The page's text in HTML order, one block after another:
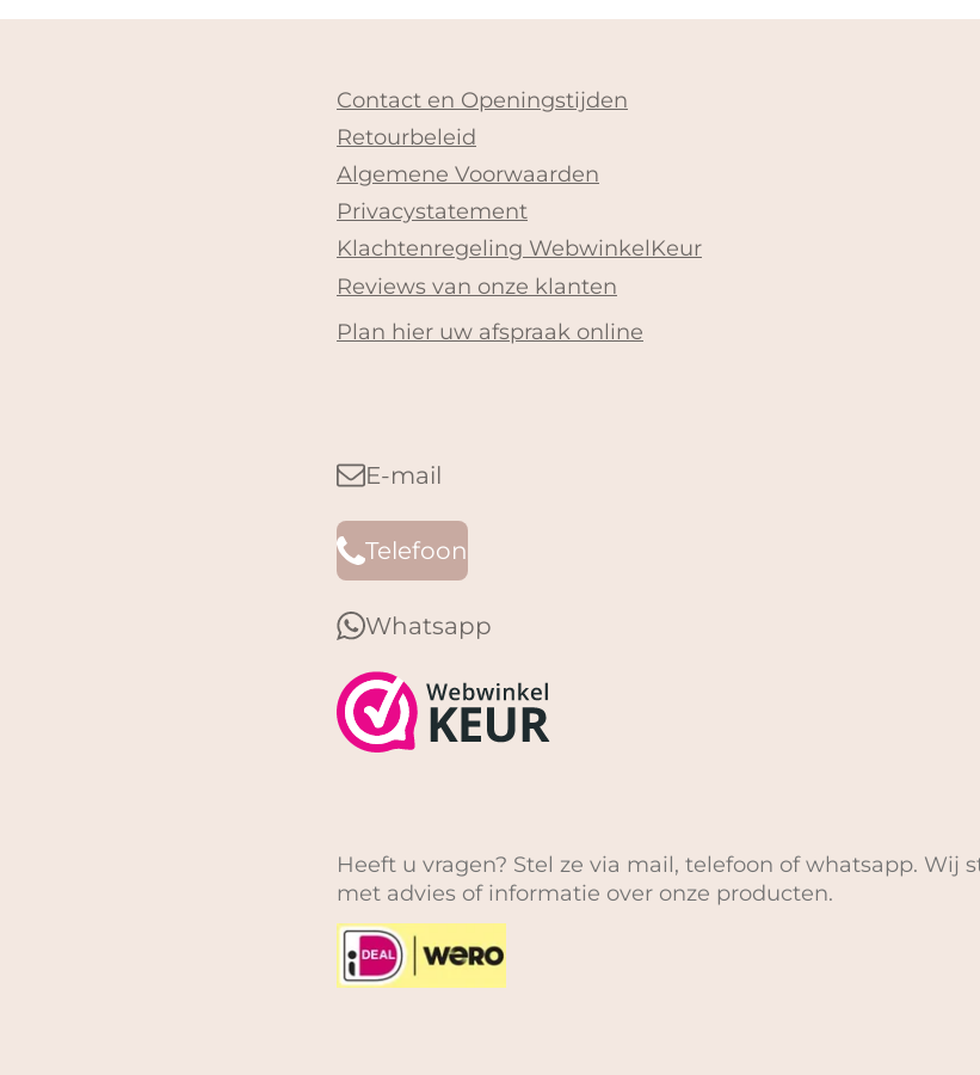
Contact en Openingstijden
Retourbeleid
Algemene Voorwaarden
Privacystatement
Klachtenregeling WebwinkelKeur
Reviews van onze klanten
Plan hier uw afspraak online
E-mail
Telefoon
Whatsapp
Heeft u vragen? Stel ze via mail, telefoon of whatsapp. Wij
met advies of informatie over onze producten.